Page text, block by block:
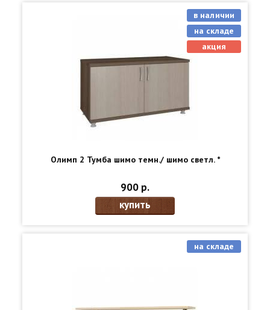
Олимп 2 Тумба шимо темн./ шимо светл. *
в наличии
на складе
акция
900 р.
купить
на складе